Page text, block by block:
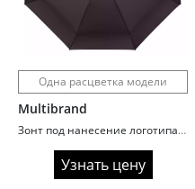
Одна расцветка модели
Multibrand
Зонт под нанесение логотипа ночной синий цвет
Узнать цену